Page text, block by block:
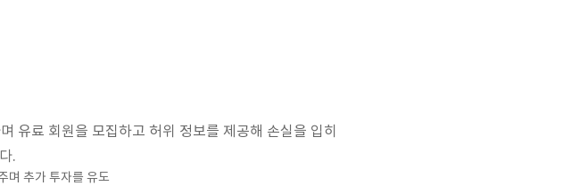
유료 회원을 모집하고 허위 정보를 제공해 손실을 입히
.
며 추가 투자를 유도